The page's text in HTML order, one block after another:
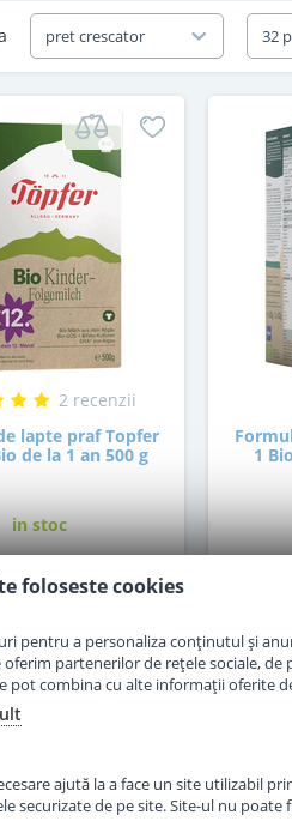
pret crescator 32
2 recenzii
lapte praf Topfer
de la 1 an 500 g
in stoc
,00
Adauga in cos
1
foloseste cookies
pentru a personaliza conținutul și
oferim partenerilor de rețele sociale,
pot combina cu alte informații oferite
ajută la a face un site utilizabil
securizate de pe site. Site-ul nu